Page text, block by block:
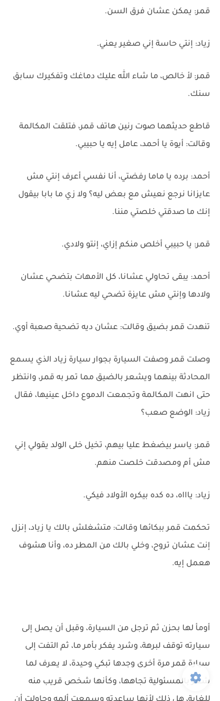
قمر: يمكن عشان فرق السن.
زياد: إنتي حاسة إني صغير يعني.
قمر: لأ خالص، ما شاء الله عليك دماغك وتفكيرك سابق
سنك.
قاطع حديثهما صوت رنين هاتف قمر، فتلقت المكالمة
وقالت: أيوة يا أحمد، عامل إيه يا حبيبي.
أحمد: برده يا ماما رفضتي، أنا نفسي أعرف إنتي مش
عايزانا نرجع نعيش مع بعض ليه؟ ولا زي ما بابا بيقول
إنك ما صدقتي خلصتي مننا.
قمر: يا حبيبي أخلص منكم إزاي، إنتو ولادي.
أحمد: يبقى تحاولي عشانا، كل الأمهات بتضحي عشان
ولادها وإنتي مش عايزة تضحي ليه عشانا.
تنهدت قمر بضيق وقالت: عشان ديه تضحية صعبة أوي.
وصلت قمر وصفت السيارة بجوار سيارة زياد الذي يسمع
المحادثة بينهما ويشعر بالضيق مما تمر به قمر، وانتظر
حتى انهت المكالمة وتجمعت الدموع داخل عينيها، فقال
زياد: الوضع صعب؟
قمر: ياسر بيضغط عليا بيهم، تخيل خلى الولد يقولي إني
مش أم ومصدقت خلصت منهم.
زياد: ياااه، ده كده بيكره الأولاد فيكي.
تحكمت قمر ببكائها وقالت: متشغلش بالك يا زياد، إنزل
إنت عشان تروح، وخلي بالك من المطر ده، وأنا هشوف
هعمل إيه.
أومأ لها بحزن ثم ترجل من السيارة، وقبل أن يصل إلى
سيارته توقف لبرهة، وشرد يفكر بأمر ما، ثم التفت إلى
سيارة قمر مرة أخرى وجدها تبكي وحيدة، لا يعرف لما
شعر بالمسئولية تجاهها، وكأنها شخص قريب منه